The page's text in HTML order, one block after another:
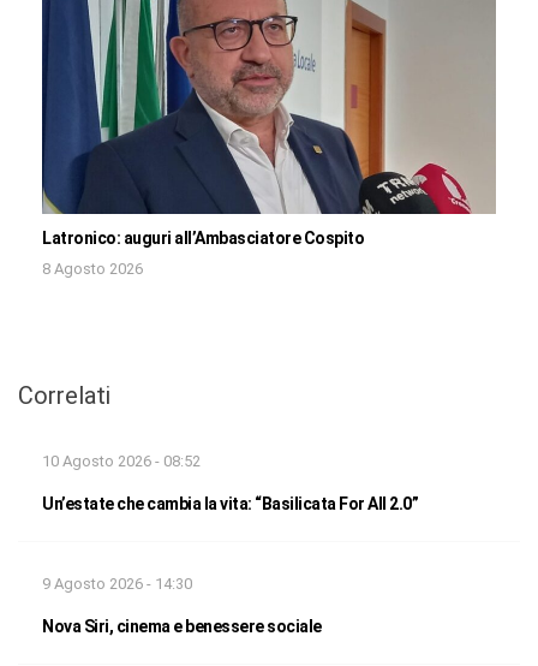
Latronico: auguri all’Ambasciatore Cospito
8 Agosto 2026
Correlati
10 Agosto 2026 - 08:52
Un’estate che cambia la vita: “Basilicata For All 2.0”
9 Agosto 2026 - 14:30
Nova Siri, cinema e benessere sociale